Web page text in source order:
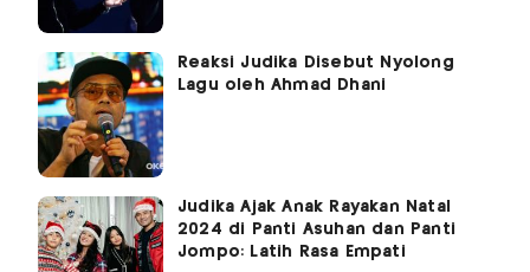
Reaksi Judika Disebut Nyolong
Lagu oleh Ahmad Dhani
Judika Ajak Anak Rayakan Natal
2024 di Panti Asuhan dan Panti
Jompo: Latih Rasa Empati